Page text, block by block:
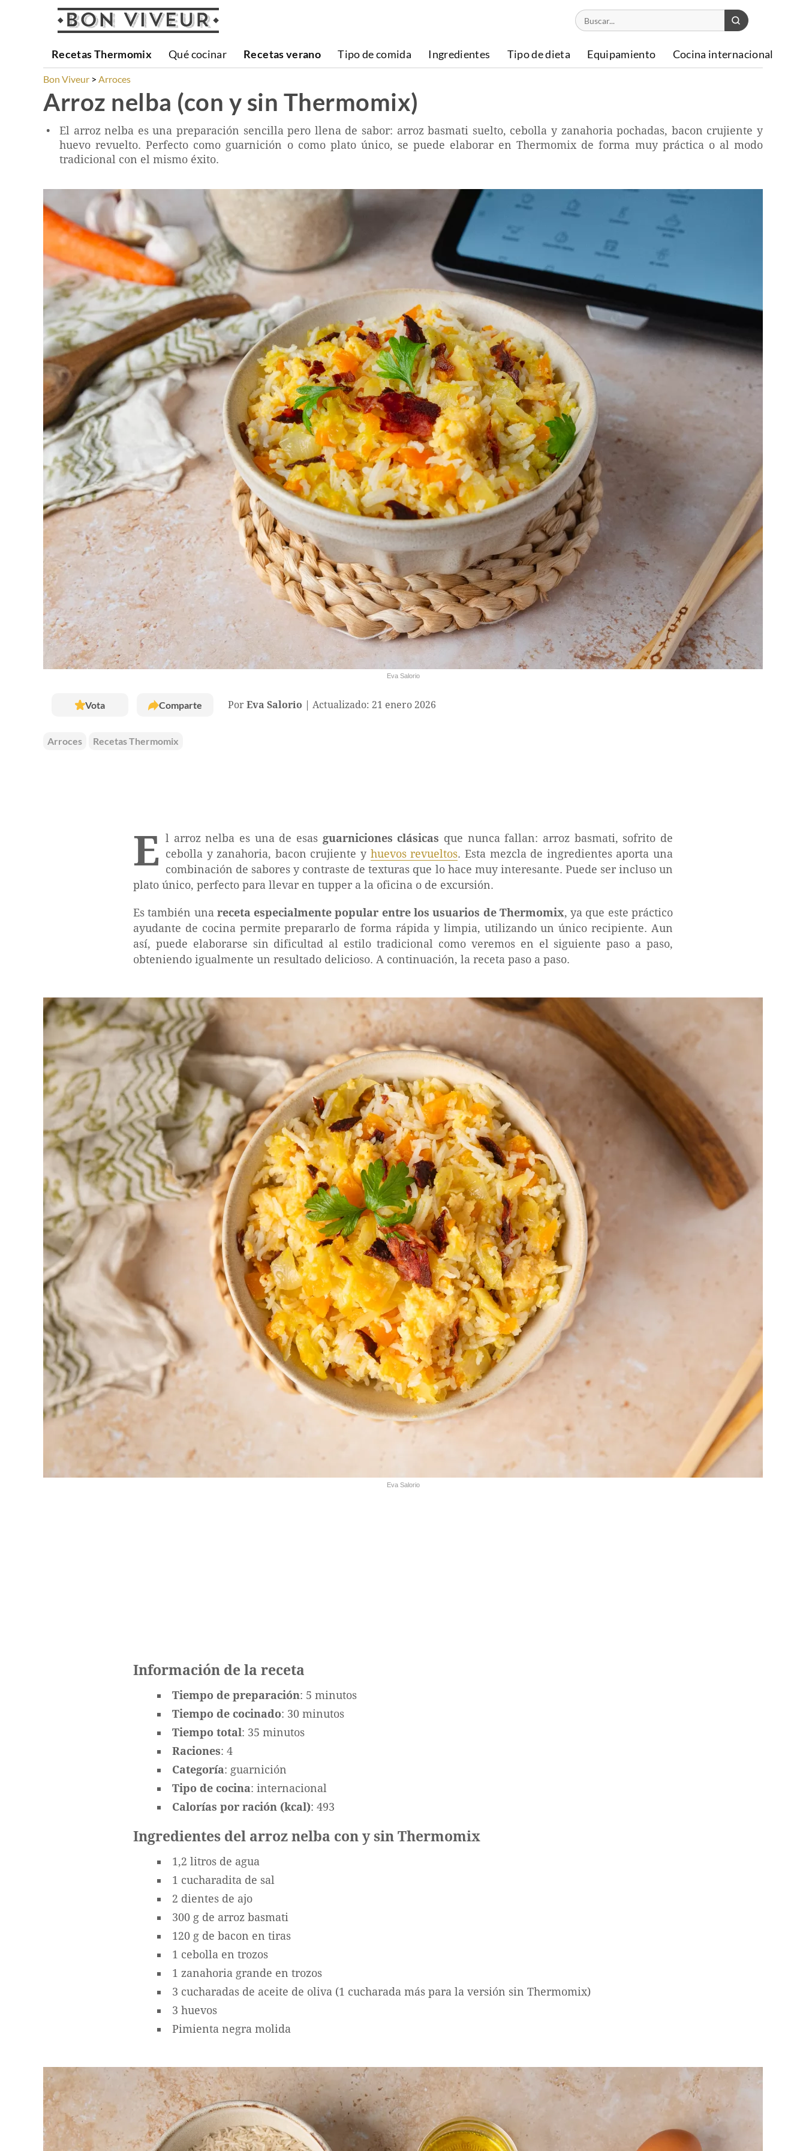
Recetas Thermomix Qué cocinar Recetas verano Tipo de comida Ingredientes Tipo de dieta Equipamiento Cocina internacional
Bon Viveur Arroces
Arroz nelba (con y sin Thermomix)
Eva Salorio
El arroz nelba es una preparación sencilla pero llena de sabor: arroz basmati suelto, cebolla y zanahoria pochadas, bacon crujiente y
huevo revuelto. Perfecto como guarnición o como plato único, se puede elaborar en Thermomix de forma muy práctica o al modo
tradicional con el mismo éxito.
Vota Comparte Por Eva Salorio Actualizado: 21 enero 2026
Arroces Recetas Thermomix
E l arroz nelba es una de esas guarniciones clásicas que nunca fallan: arroz basmati, sofrito de
cebolla y zanahoria, bacon crujiente y huevos revueltos. Esta mezcla de ingredientes aporta una
combinación de sabores y contraste de texturas que lo hace muy interesante. Puede ser incluso un
plato único, perfecto para llevar en tupper a la oficina o de excursión.
Es también una receta especialmente popular entre los usuarios de Thermomix, ya que este práctico
ayudante de cocina permite prepararlo de forma rápida y limpia, utilizando un único recipiente. Aun
así, puede elaborarse sin dificultad al estilo tradicional como veremos en el siguiente paso a paso,
obteniendo igualmente un resultado delicioso. A continuación, la receta paso a paso.
Eva Salorio
Información de la receta
Tiempo de preparación: 5 minutos
Tiempo de cocinado: 30 minutos
Tiempo total: 35 minutos
Raciones: 4
Categoría: guarnición
Tipo de cocina: internacional
Calorías por ración (kcal): 493
Ingredientes del arroz nelba con y sin Thermomix
1,2 litros de agua
1 cucharadita de sal
2 dientes de ajo
300 g de arroz basmati
120 g de bacon en tiras
1 cebolla en trozos
1 zanahoria grande en trozos
3 cucharadas de aceite de oliva (1 cucharada más para la versión sin Thermomix)
3 huevos
Pimienta negra molida